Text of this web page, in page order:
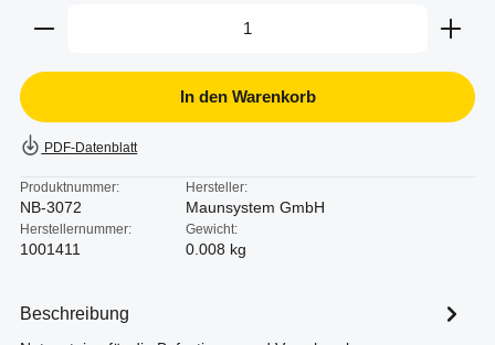
Produkt Anzahl: Gib den gewünschten Wert ein
In den Warenkorb
PDF-Datenblatt
Produktnummer:
NB-3072
Hersteller:
Maunsystem GmbH
Herstellernummer:
1001411
Gewicht:
0.008 kg
Beschreibung